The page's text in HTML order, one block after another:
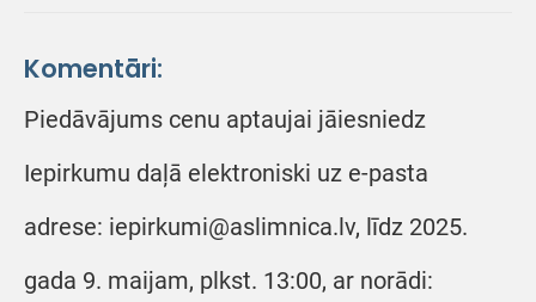
Komentāri:
Piedāvājums cenu aptaujai jāiesniedz
Iepirkumu daļā elektroniski uz e-pasta
adrese: iepirkumi@aslimnica.lv, līdz 2025.
gada 9. maijam, plkst. 13:00, ar norādi: